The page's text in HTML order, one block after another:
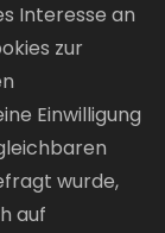
Interesse an
zur
Einwilligung
wurde,
auf